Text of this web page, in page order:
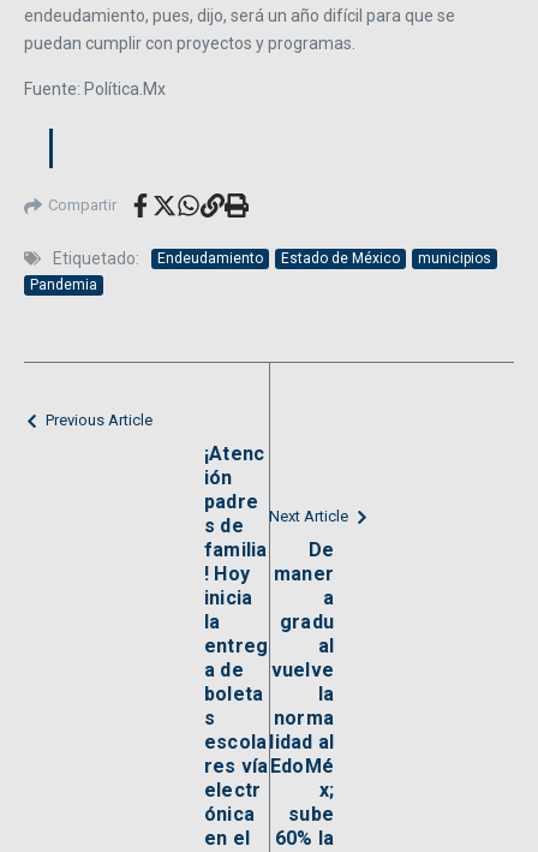
endeudamiento, pues, dijo, será un año difícil para que se
puedan cumplir con proyectos y programas.
Fuente: Política.Mx
Compartir
Etiquetado: Endeudamiento Estado de México
municipios
Pandemia
Previous Article
¡Atenc
ión
padre
s de
familia
! Hoy
inicia
la
entreg
a de
boleta
s
escola
res vía
electr
ónica
en el
Next Article
De
maner
a
gradu
al
vuelve
la
norma
lidad al
EdoMé
x;
sube
60% la